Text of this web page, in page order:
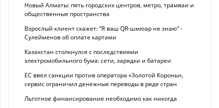
Новый Алматы: пять городских центров, метро, трамваи и
общественные пространства
Взрослый клиент скажет: “Я ваш QR-шмюар не знаю“ -
Сулейменов об оплате картами
Казахстан столкнулся с последствиями
электромобильного бума: сети, зарядки и батареи
ЕС ввел санкции против оператора «Золотой Короны»,
сервис ограничил денежные переводы в ряде стран
Льготное финансирование необходимо как никогда